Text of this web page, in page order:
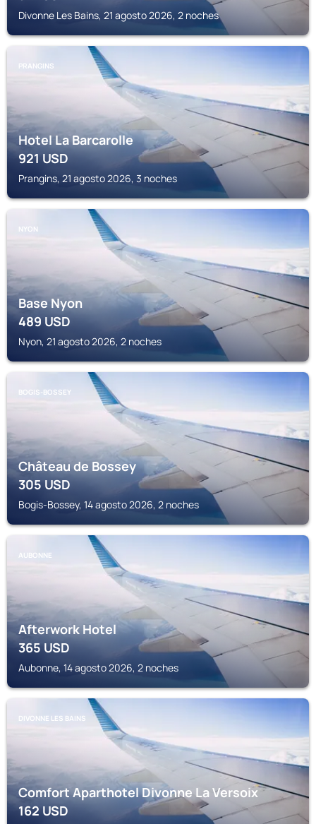
Divonne Les Bains, 21 agosto 2026, 2 noches
PRANGINS
Hotel La Barcarolle
921USD
Prangins, 21 agosto 2026, 3 noches
NYON
Base Nyon
489USD
Nyon, 21 agosto 2026, 2 noches
BOGIS-BOSSEY
Château de Bossey
305USD
Bogis-Bossey, 14 agosto 2026, 2 noches
AUBONNE
Afterwork Hotel
365USD
Aubonne, 14 agosto 2026, 2 noches
DIVONNE LES BAINS
Comfort Aparthotel Divonne La Versoix
162USD